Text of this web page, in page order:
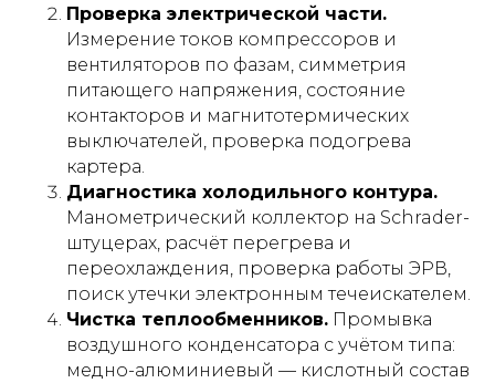
Проверка электрической части.
Измерение токов компрессоров и
вентиляторов по фазам, симметрия
питающего напряжения, состояние
контакторов и магнитотермических
выключателей, проверка подогрева
картера.
Диагностика холодильного контура.
Манометрический коллектор на Schrader-
штуцерах, расчёт перегрева и
переохлаждения, проверка работы ЭРВ,
поиск утечки электронным течеискателем.
Чистка теплообменников. Промывка
воздушного конденсатора с учётом типа:
медно-алюминиевый — кислотный состав